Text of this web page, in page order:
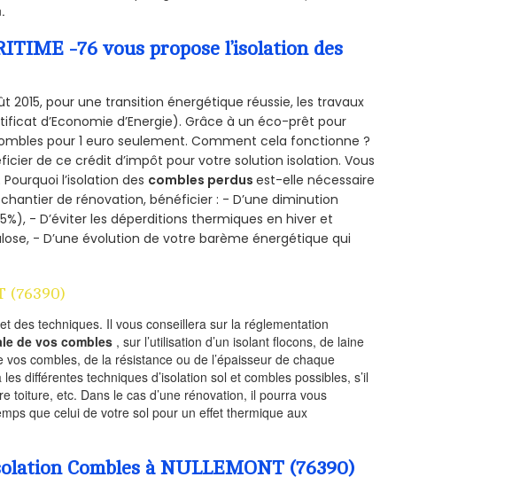
-76 vous propose l’isolation des
2015, pour une transition énergétique réussie, les travaux
d’Economie d’Energie). Grâce à un éco-prêt pour
pour 1 euro seulement. Comment cela fonctionne ?
de ce crédit d’impôt pour votre solution isolation. Vous
l’isolation des combles perdusest-elle nécessaire
de rénovation, bénéficier : - D’une diminution
- D’éviter les déperditions thermiques en hiver et
- D’une évolution de votre barème énergétique qui
(76390)
des techniques. Il vous conseillera sur la réglementation
de vos combles , sur l’utilisation d’un isolant flocons, de laine
combles, de la résistance ou de l’épaisseur de chaque
différentes techniques d’isolation sol et combles possibles, s’il
toiture, etc. Dans le cas d’une rénovation, il pourra vous
que celui de votre sol pour un effet thermique aux
Combles à NULLEMONT (76390)